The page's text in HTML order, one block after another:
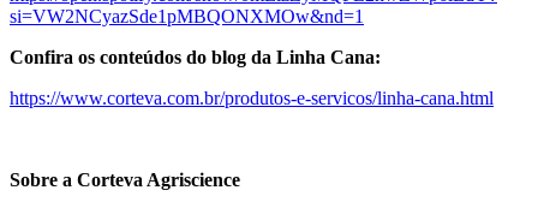
si=VW2NCyazSde1pMBQONXMOw&nd=1
Confira os conteúdos do blog da Linha Cana:
https://www.corteva.com.br/produtos-e-servicos/linha-cana.html
Sobre a Corteva Agriscience